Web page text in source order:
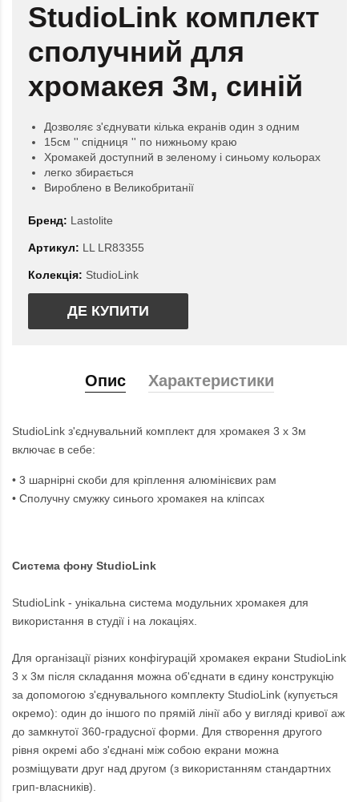
StudioLink комплект
сполучний для
хромакея 3м, синій
Дозволяє з'єднувати кілька екранів один з одним
15см '' спідниця '' по нижньому краю
Хромакей доступний в зеленому і синьому кольорах
легко збирається
Вироблено в Великобританії
Бренд: Lastolite
Артикул: LL LR83355
Колекція: StudioLink
ДЕ КУПИТИ
Опис Характеристики
StudioLink з'єднувальний комплект для хромакея 3 х 3м
включає в себе:
• 3 шарнірні скоби для кріплення алюмінієвих рам
• Сполучну смужку синього хромакея на кліпсах
Система фону StudioLink
StudioLink - унікальна система модульних хромакея для
використання в студії і на локаціях.
Для організації різних конфігурацій хромакея екрани StudioLink
3 x 3м після складання можна об'єднати в єдину конструкцію
за допомогою з'єднувального комплекту StudioLink (купується
окремо): один до іншого по прямій лінії або у вигляді кривої аж
до замкнутої 360-градусної форми. Для створення другого
рівня окремі або з'єднані між собою екрани можна
розміщувати друг над другом (з використанням стандартних
грип-власників).